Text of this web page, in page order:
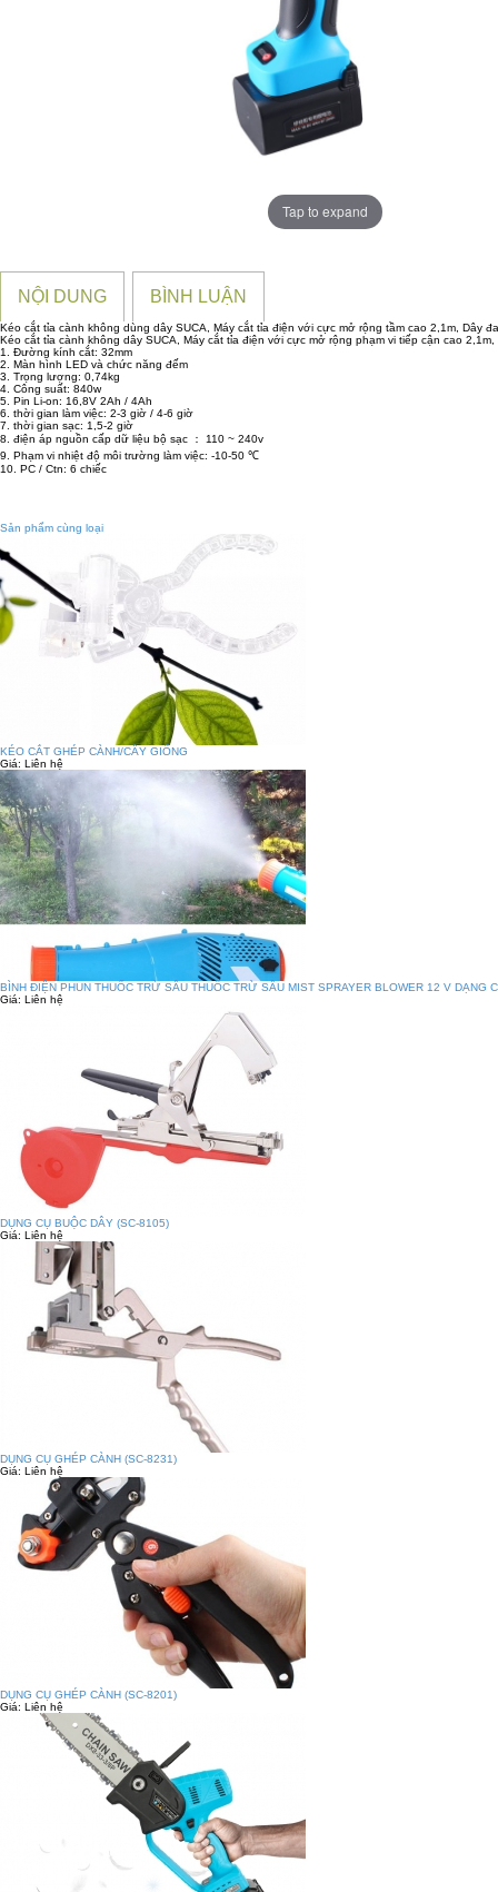
Tap to expand
NỘI DUNG BÌNH LUẬN
Kéo cắt tỉa cành không dùng dây SUCA, Máy cắt tỉa điện với cực mở rộng tầm cao 2,1m, Dây
Kéo cắt tỉa cành không dây SUCA, Máy cắt tỉa điện với cực mở rộng phạm vi tiếp cận cao
1. Đường kính cắt: 32mm
2. Màn hình LED và chức năng đếm
3. Trọng lượng: 0,74kg
4. Công suất: 840w
5. Pin Li-on: 16,8V 2Ah / 4Ah
6. thời gian làm việc: 2-3 giờ / 4-6 giờ
7. thời gian sạc: 1,5-2 giờ
8. điện áp nguồn cấp dữ liệu bộ sạc ： 110 ~ 240v
9. Phạm vi nhiệt độ môi trường làm việc: -10-50 ℃
10. PC / Ctn: 6 chiếc
Sản phẩm cùng loại
KÉO CẮT GHÉP CÀNH/CÂY GIỐNG
Giá: Liên hệ
BÌNH ĐIỆN PHUN THUỐC TRỪ SÂU THUỐC TRỪ SÂU MIST SPRAYER BLOWER 12 V DẠNG
Giá: Liên hệ
DỤNG CỤ BUỘC DÂY (SC-8105)
Giá: Liên hệ
DỤNG CỤ GHÉP CÀNH (SC-8231)
Giá: Liên hệ
DỤNG CỤ GHÉP CÀNH (SC-8201)
Giá: Liên hệ